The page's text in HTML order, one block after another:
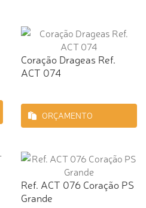
Coração Drageas Ref.
ACT 074
ORÇAMENTO
Ref. ACT 076 Coração PS
Grande